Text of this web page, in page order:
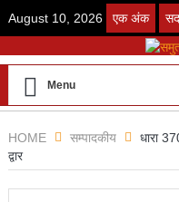
August 10, 2026 एक अंक
Menu
HOME सम्पादकीय
धारा
द्वार